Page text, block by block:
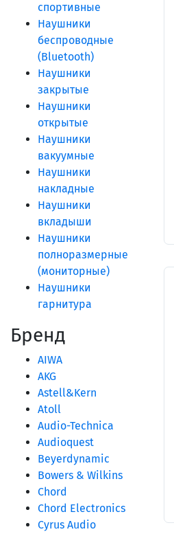
спортивные
Наушники
беспроводные
(Bluetooth)
Наушники
закрытые
Наушники
открытые
Наушники
вакуумные
Наушники
накладные
Наушники
вкладыши
Наушники
полноразмерные
(мониторные)
Наушники
гарнитура
Бренд
AIWA
AKG
Astell&Kern
Atoll
Audio-Technica
Audioquest
Beyerdynamic
Bowers & Wilkins
Chord
Chord Electronics
Cyrus Audio